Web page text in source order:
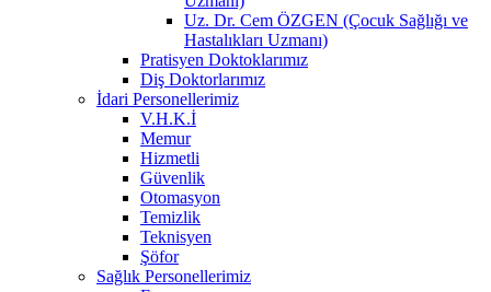
Uz. Dr. Cem ÖZGEN (Çocuk Sağlığı ve
Hastalıkları Uzmanı)
Pratisyen Doktoklarımız
Diş Doktorlarımız
İdari Personellerimiz
V.H.K.İ
Memur
Hizmetli
Güvenlik
Otomasyon
Temizlik
Teknisyen
Şöfor
Sağlık Personellerimiz